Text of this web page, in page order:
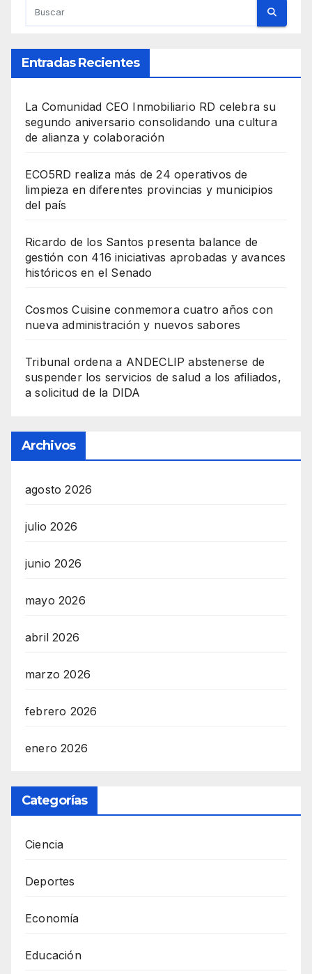
Entradas Recientes
La Comunidad CEO Inmobiliario RD celebra su
segundo aniversario consolidando una cultura
de alianza y colaboración
ECO5RD realiza más de 24 operativos de
limpieza en diferentes provincias y municipios
del país
Ricardo de los Santos presenta balance de
gestión con 416 iniciativas aprobadas y avances
históricos en el Senado
Cosmos Cuisine conmemora cuatro años con
nueva administración y nuevos sabores
Tribunal ordena a ANDECLIP abstenerse de
suspender los servicios de salud a los afiliados,
a solicitud de la DIDA
Archivos
agosto 2026
julio 2026
junio 2026
mayo 2026
abril 2026
marzo 2026
febrero 2026
enero 2026
Categorías
Ciencia
Deportes
Economía
Educación